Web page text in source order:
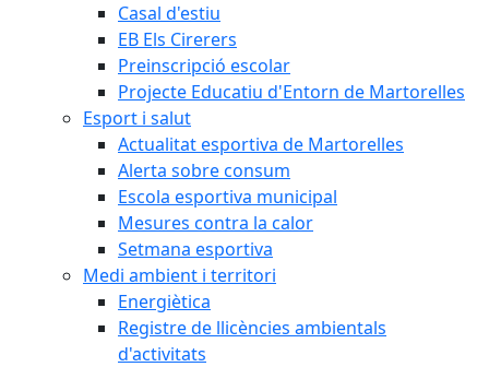
Casal d'estiu
EB Els Cirerers
Preinscripció escolar
Projecte Educatiu d'Entorn de Martorelles
Esport i salut
Actualitat esportiva de Martorelles
Alerta sobre consum
Escola esportiva municipal
Mesures contra la calor
Setmana esportiva
Medi ambient i territori
Energiètica
Registre de llicències ambientals
d'activitats